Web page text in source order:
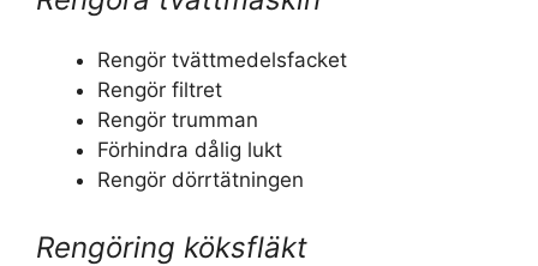
Rengör tvättmedelsfacket
Rengör filtret
Rengör trumman
Förhindra dålig lukt
Rengör dörrtätningen
Rengöring köksfläkt